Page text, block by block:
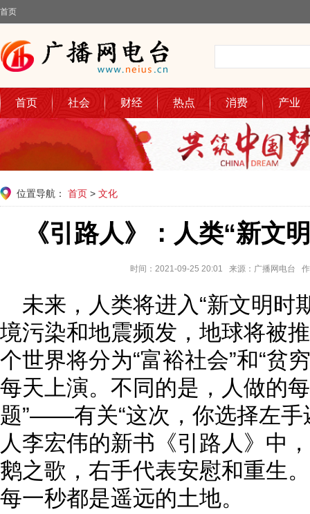
首页
首页 社会 财经 热点 消费 产业
位置导航： 首页 > 文化
《引路人》：人类“新文
时间：2021-09-25 20:01 来源：广播网电台
未来，人类将进入“新文明时
境污染和地震频发，地球将被
个世界将分为“富裕社会”和“贫
每天上演。不同的是，人做的
题”——有关“这次，你选择左手
人李宏伟的新书《引路人》中
鹅之歌，右手代表安慰和重生
每一秒都是遥远的土地。